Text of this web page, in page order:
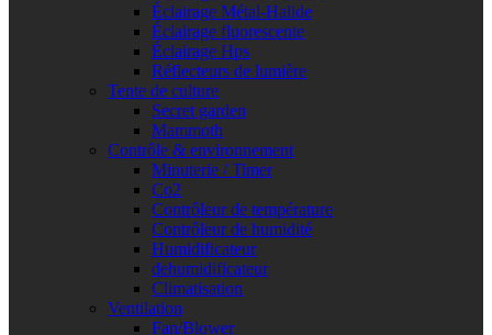
Éclairage Métal-Halide
Éclairage fluorescente
Éclairage Hps
Réflecteurs de lumière
Tente de culture
Secret garden
Mammoth
Contrôle & environnement
Minuterie / Timer
Co2
Contrôleur de température
Contrôleur de humidité
Humidificateur
dehumidificateur
Climatisation
Ventilation
Fan/Blower